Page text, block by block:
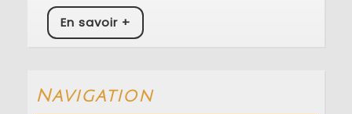
En savoir +
savoir
Navigation